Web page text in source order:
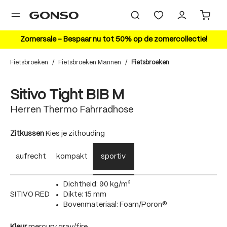
Zomersale – Bespaar nu tot 50% op de zomercollectie!
Fietsbroeken / Fietsbroeken Mannen / Fietsbroeken
Sitivo Tight BIB M
Herren Thermo Fahrradhose
Zitkussenauswählen
Kies je zithouding
aufrecht kompakt sportiv
SITIVO RED
Dichtheid: 90 kg/m³
Dikte: 15 mm
Bovenmateriaal: Foam/Poron®